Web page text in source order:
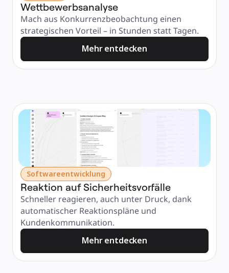
Wettbewerbsanalyse
Mach aus Konkurrenzbeobachtung einen
strategischen Vorteil – in Stunden statt Tagen.
Mehr entdecken
Softwareentwicklung
Reaktion auf Sicherheitsvorfälle
Schneller reagieren, auch unter Druck, dank
automatischer Reaktionspläne und
Kundenkommunikation.
Mehr entdecken